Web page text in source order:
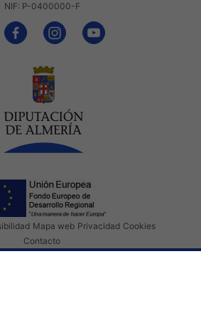
NIF: P-0400000-F
Mapa web Privacidad Cookies
Contacto